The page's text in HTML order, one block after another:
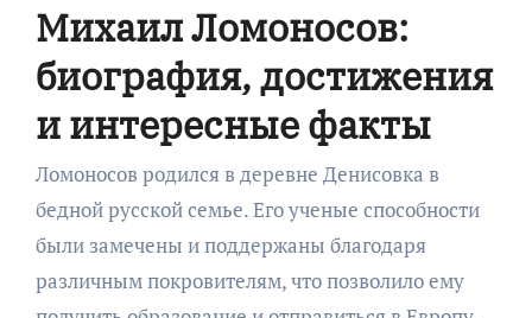
Михаил Ломоносов:
биография, достижения
и интересные факты
Ломоносов родился в деревне Денисовка в
бедной русской семье. Его ученые способности
были замечены и поддержаны благодаря
различным покровителям, что позволило ему